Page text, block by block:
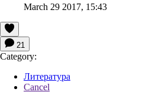
March 29 2017, 15:43
21
Category:
Литература
Cancel